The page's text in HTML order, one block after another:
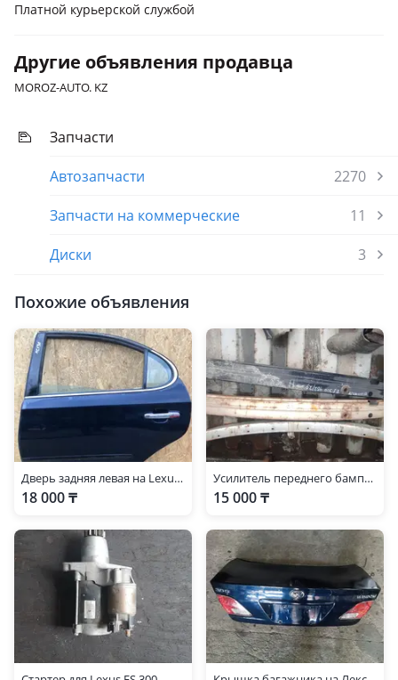
Платной курьерской службой
Другие объявления продавца
MOROZ-AUTO. KZ
Запчасти
Автозапчасти
2270
Запчасти на коммерческие
11
Диски
3
Похожие объявления
Дверь задняя левая на Lexus ES 300
18 000 ₸
Усилитель переднего бампера es300
15 000 ₸